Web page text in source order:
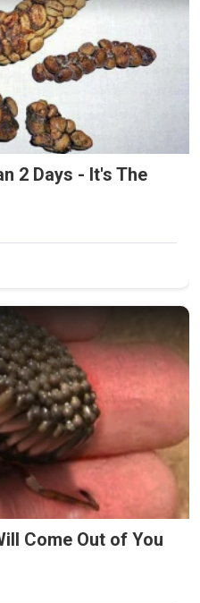
2 Days - It's The
Come Out of You